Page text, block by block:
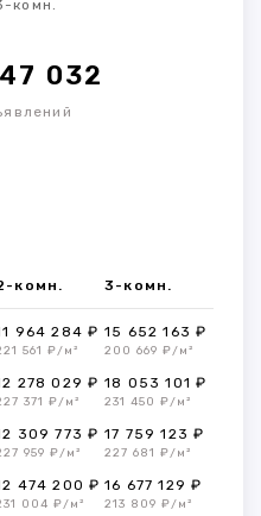
комн.
032
комн. 3-комн.
964 284 ₽
561 ₽/м²
15 652 163 ₽
200 669 ₽/м²
278 029 ₽
371 ₽/м²
18 053 101 ₽
231 450 ₽/м²
309 773 ₽
959 ₽/м²
17 759 123 ₽
227 681 ₽/м²
474 200 ₽
004 ₽/м²
16 677 129 ₽
213 809 ₽/м²